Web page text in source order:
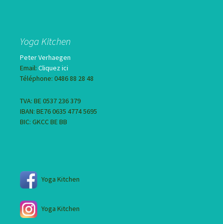
Yoga Kitchen
Peter Verhaegen
Email: Cliquez ici
Téléphone: 0486 88 28 48
TVA: BE 0537 236 379
IBAN: BE76 0635 4774 5695
BIC: GKCC BE BB
Yoga Kitchen
Yoga Kitchen